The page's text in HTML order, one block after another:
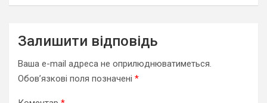
Залишити відповідь
Ваша e-mail адреса не оприлюднюватиметься.
Обов’язкові поля позначені *